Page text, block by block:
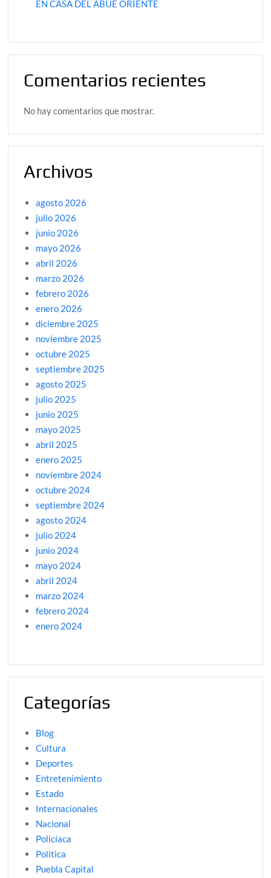
EN CASA DEL ABUE ORIENTE
Comentarios recientes
No hay comentarios que mostrar.
Archivos
agosto 2026
julio 2026
junio 2026
mayo 2026
abril 2026
marzo 2026
febrero 2026
enero 2026
diciembre 2025
noviembre 2025
octubre 2025
septiembre 2025
agosto 2025
julio 2025
junio 2025
mayo 2025
abril 2025
enero 2025
noviembre 2024
octubre 2024
septiembre 2024
agosto 2024
julio 2024
junio 2024
mayo 2024
abril 2024
marzo 2024
febrero 2024
enero 2024
Categorías
Blog
Cultura
Deportes
Entretenimiento
Estado
Internacionales
Nacional
Policíaca
Politica
Puebla Capital